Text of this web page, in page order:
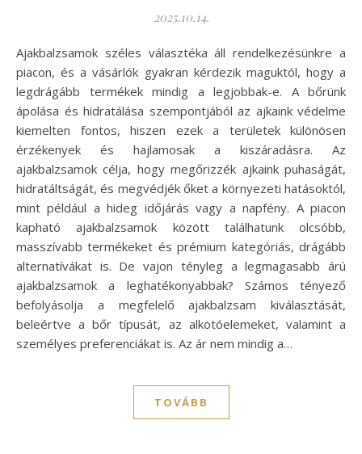
2025.10.14.
Ajakbalzsamok széles választéka áll rendelkezésünkre a
piacon, és a vásárlók gyakran kérdezik maguktól, hogy a
legdrágább termékek mindig a legjobbak-e. A bőrünk
ápolása és hidratálása szempontjából az ajkaink védelme
kiemelten fontos, hiszen ezek a területek különösen
érzékenyek és hajlamosak a kiszáradásra. Az
ajakbalzsamok célja, hogy megőrizzék ajkaink puhaságát,
hidratáltságát, és megvédjék őket a környezeti hatásoktól,
mint például a hideg időjárás vagy a napfény. A piacon
kapható ajakbalzsamok között találhatunk olcsóbb,
masszívabb termékeket és prémium kategóriás, drágább
alternatívákat is. De vajon tényleg a legmagasabb árú
ajakbalzsamok a leghatékonyabbak? Számos tényező
befolyásolja a megfelelő ajakbalzsam kiválasztását,
beleértve a bőr típusát, az alkotóelemeket, valamint a
személyes preferenciákat is. Az ár nem mindig a…
TOVÁBB